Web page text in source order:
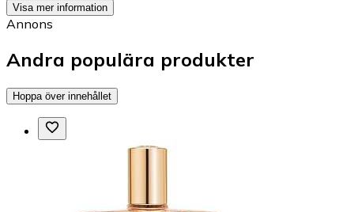
Visa mer information
Annons
Andra populära produkter
Hoppa över innehållet